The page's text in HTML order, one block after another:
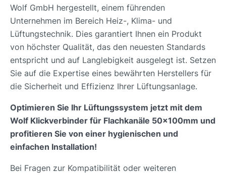
Wolf GmbH hergestellt, einem führenden
Unternehmen im Bereich Heiz-, Klima- und
Lüftungstechnik. Dies garantiert Ihnen ein Produkt
von höchster Qualität, das den neuesten Standards
entspricht und auf Langlebigkeit ausgelegt ist. Setzen
Sie auf die Expertise eines bewährten Herstellers für
die Sicherheit und Effizienz Ihrer Lüftungsanlage.
Optimieren Sie Ihr Lüftungssystem jetzt mit dem
Wolf Klickverbinder für Flachkanäle 50x100mm und
profitieren Sie von einer hygienischen und
einfachen Installation!
Bei Fragen zur Kompatibilität oder weiteren